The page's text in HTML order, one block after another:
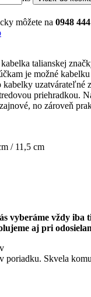
môžete na 0948
talianskej
je možné
uzatvárateľné
priehradkou.
no zároveň
/ 11,5 cm
vyberáme vždy iba
aj pri
poriadku. Skvela